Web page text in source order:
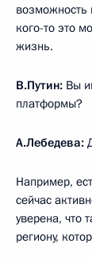
возможность
кого-то это
жизнь.
В.Путин: Вы
платформы?
А.Лебедева:
Например,
сейчас
уверена, что
региону,